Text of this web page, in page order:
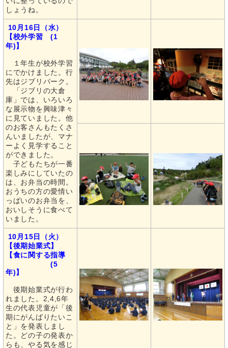
しょうね。
10月16日（水）
【校外学習 (1
年)】
１年生が校外学習
にでかけました。行
先はジブリパーク。
「ジブリの大倉
庫」では、いろいろ
な展示物を興味津々
に見ていました。他
のお客さんもたくさ
んいましたが、マナ
ーよく見学すること
ができました。
子どもたちが一番
楽しみにしていたの
は、お弁当の時間。
おうちの方の愛情い
っぱいのお弁当を、
おいしそうに食べて
いました。
10月15日（火）
【後期始業式】
【食に関する指導
(5
年)】
後期始業式が行わ
れました。2,4,6年
生の代表児童が「後
期にがんばりたいこ
と」を発表しまし
た。どの子の発表か
らも、やる気を感じ